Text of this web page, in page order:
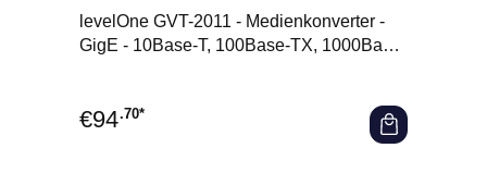
Durchschnittliche Bewertung von 0 von 5 Sternen
levelOne GVT-2011 - Medienkonverter -
GigE - 10Base-T, 100Base-TX, 1000Base-
€94.70*